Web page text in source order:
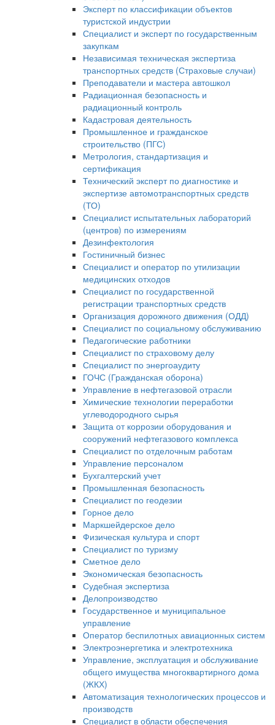
Эксперт по классификации объектов
туристской индустрии
Специалист и эксперт по государственным
закупкам
Независимая техническая экспертиза
транспортных средств (Страховые случаи)
Преподаватели и мастера автошкол
Радиационная безопасность и
радиационный контроль
Кадастровая деятельность
Промышленное и гражданское
строительство (ПГС)
Метрология, стандартизация и
сертификация
Технический эксперт по диагностике и
экспертизе автомотранспортных средств
(ТО)
Специалист испытательных лабораторий
(центров) по измерениям
Дезинфектология
Гостиничный бизнес
Специалист и оператор по утилизации
медицинских отходов
Специалист по государственной
регистрации транспортных средств
Организация дорожного движения (ОДД)
Специалист по социальному обслуживанию
Педагогические работники
Специалист по страховому делу
Специалист по энергоаудиту
ГОЧС (Гражданская оборона)
Управление в нефтегазовой отрасли
Химические технологии переработки
углеводородного сырья
Защита от коррозии оборудования и
сооружений нефтегазового комплекса
Специалист по отделочным работам
Управление персоналом
Бухгалтерский учет
Промышленная безопасность
Специалист по геодезии
Горное дело
Маркшейдерское дело
Физическая культура и спорт
Специалист по туризму
Сметное дело
Экономическая безопасность
Судебная экспертиза
Делопроизводство
Государственное и муниципальное
управление
Оператор беспилотных авиационных систем
Электроэнергетика и электротехника
Управление, эксплуатация и обслуживание
общего имущества многоквартирного дома
(ЖКХ)
Автоматизация технологических процессов и
производств
Специалист в области обеспечения